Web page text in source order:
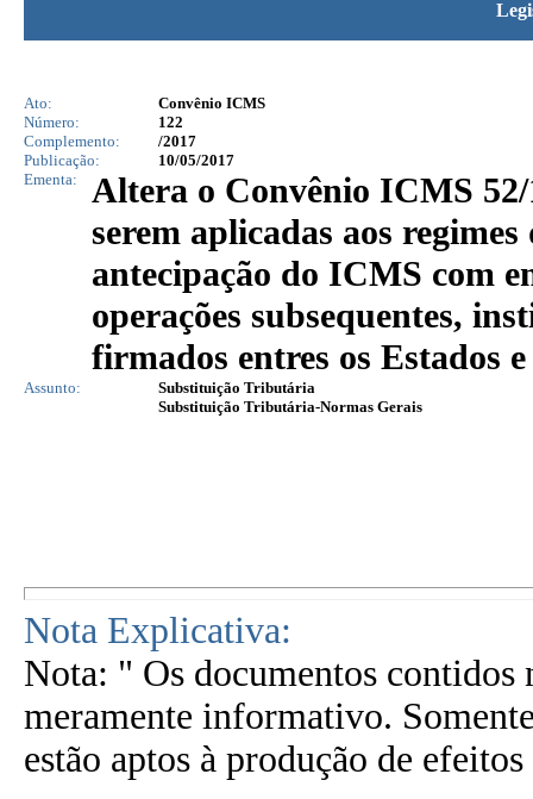
Ato:
Convênio ICMS
Número:
122
Complemento:
/2017
Publicação:
10/05/2017
Ementa:
Altera o Convênio ICMS 52/
serem aplicadas aos
antecipação do ICMS com
operações subsequentes,
firmados entres os Estados
Assunto:
Substituição Tributária
Substituição Tributária-Normas Gerais
Nota Explicativa:
Nota: " Os documentos contidos
meramente informativo.
estão aptos à produção de